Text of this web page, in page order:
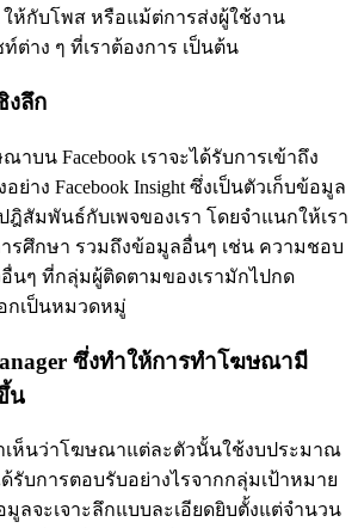
ให้กับโพส หรือแม้ต่การส่งผู้ใช้งาน
ท์ต่าง ๆ ที่เราต้องการ เป็นต้น
งลึก
บน Facebook เราจะได้รับการเข้าถึง
ย่าง Facebook Insight ซึ่งเป็นตัวเก็บข้อมูล
ฎิสัมพันธ์กับเพจของเรา โดยจำแนกให้เรา
รศึกษา รวมถึงข้อมูลอื่นๆ เช่น ความชอบ
นๆ ที่กลุ่มผู้ติดตามของเรามักไปกด
กเป็นหมวดหมู่
ซึ่งทำให้การทำโฆษณามี
น
เห็นว่าโฆษณาแต่ละตัวนั้นใช้งบประมาณ
รับการตอบรับอย่างไรจากกลุ่มเป้าหมาย
ลจะเจาะลึกแบบละเอียดยิบตั้งแต่จำนวน